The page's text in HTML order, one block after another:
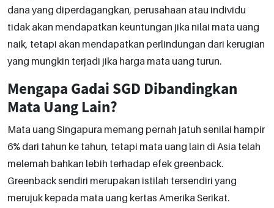
dana yang diperdagangkan, perusahaan atau individu
tidak akan mendapatkan keuntungan jika nilai mata uang
naik, tetapi akan mendapatkan perlindungan dari kerugian
yang mungkin terjadi jika harga mata uang turun.
Mengapa Gadai SGD Dibandingkan
Mata Uang Lain?
Mata uang Singapura memang pernah jatuh senilai hampir
6% dari tahun ke tahun, tetapi mata uang lain di Asia telah
melemah bahkan lebih terhadap efek greenback.
Greenback sendiri merupakan istilah tersendiri yang
merujuk kepada mata uang kertas Amerika Serikat.